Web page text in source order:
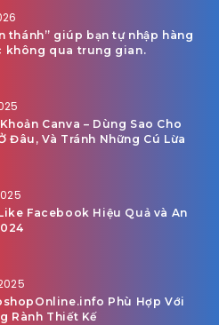
thánh” giúp bạn tự nhập hàng
không qua trung gian.
Canva – Dùng Sao Cho
Đâu, Và Tránh Những Cú Lừa
Facebook Hiệu Quả và An
Phù Hợp Với
Rành Thiết Kế